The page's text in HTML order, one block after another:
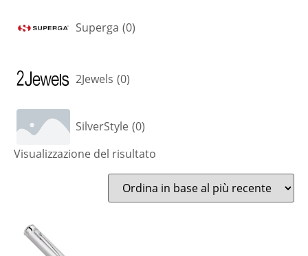
Superga (0)
2Jewels (0)
SilverStyle (0)
Visualizzazione del risultato